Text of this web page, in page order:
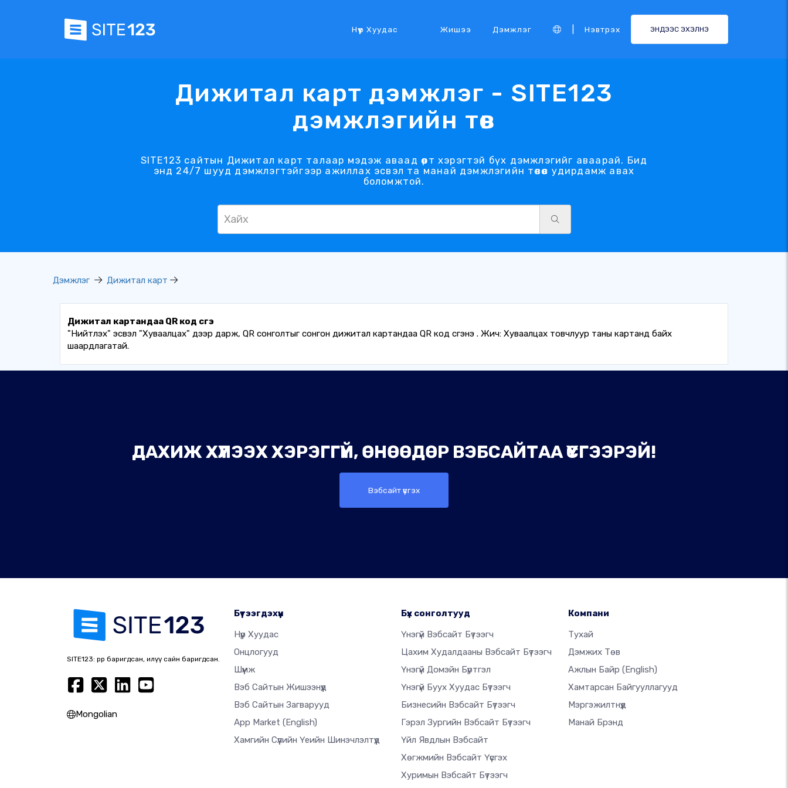
Нүүр Хуудас Жишээ Дэмжлэг Нэвтрэх ЭНДЭЭС ЭХЭЛНЭ
Дижитал карт дэмжлэг - SITE123
дэмжлэгийн төв
SITE123 сайтын Дижитал карт талаар мэдэж аваад өөрт хэрэгтэй бүх дэмжлэгийг аваарай. Бид
энд 24/7 шууд дэмжлэгтэйгээр ажиллах эсвэл та манай дэмжлэгийн төвөөс удирдамж авах
боломжтой.
Дэмжлэг Дижитал карт
Дижитал картандаа QR код үүсгэ
"Нийтлэх" эсвэл "Хуваалцах" дээр дарж, QR сонголтыг сонгон дижитал картандаа QR код үүсгэнэ үү. Жич: Хуваалцах товчлуур таны картанд байх
шаардлагатай.
ДАХИЖ ХҮЛЭЭХ ХЭРЭГГҮЙ, ӨНӨӨДӨР ВЭБСАЙТАА ҮҮСГЭЭРЭЙ!
Вэбсайт үүсгэх
SITE123: өөрөөр баригдсан, илүү сайн баригдсан.
Mongolian
Бүтээгдэхүүн
Нүүр Хуудас
Онцлогууд
Шүүмж
Вэб Сайтын Жишээнүүд
Вэб Сайтын Загварууд
App Market (English)
Хамгийн Сүүлийн Үеийн Шинэчлэлтүүд
Бүх сонголтууд
Үнэгүй Вэбсайт Бүтээгч
Цахим Худалдааны Вэбсайт Бүтээгч
Үнэгүй Домэйн Бүртгэл
Үнэгүй Буух Хуудас Бүтээгч
Бизнесийн Вэбсайт Бүтээгч
Гэрэл Зургийн Вэбсайт Бүтээгч
Үйл Явдлын Вэбсайт
Хөгжмийн Вэбсайт Үүсгэх
Хуримын Вэбсайт Бүтээгч
Компани
Тухай
Дэмжих Төв
Ажлын Байр (English)
Хамтарсан Байгууллагууд
Мэргэжилтнүүд
Манай Брэнд